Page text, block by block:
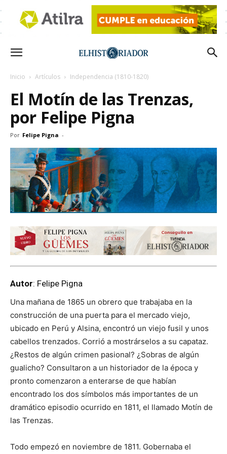
Inicio Artículos Independencia (1810-1820)
El Motín de las Trenzas,
por Felipe Pigna
Por Felipe Pigna -
Autor: Felipe Pigna
Una mañana de 1865 un obrero que trabajaba en la
construcción de una puerta para el mercado viejo,
ubicado en Perú y Alsina, encontró un viejo fusil y unos
cabellos trenzados. Corrió a mostrárselos a su capataz.
¿Restos de algún crimen pasional? ¿Sobras de algún
gualicho? Consultaron a un historiador de la época y
pronto comenzaron a enterarse de que habían
encontrado los dos símbolos más importantes de un
dramático episodio ocurrido en 1811, el llamado Motín de
las Trenzas.
Todo empezó en noviembre de 1811. Gobernaba el